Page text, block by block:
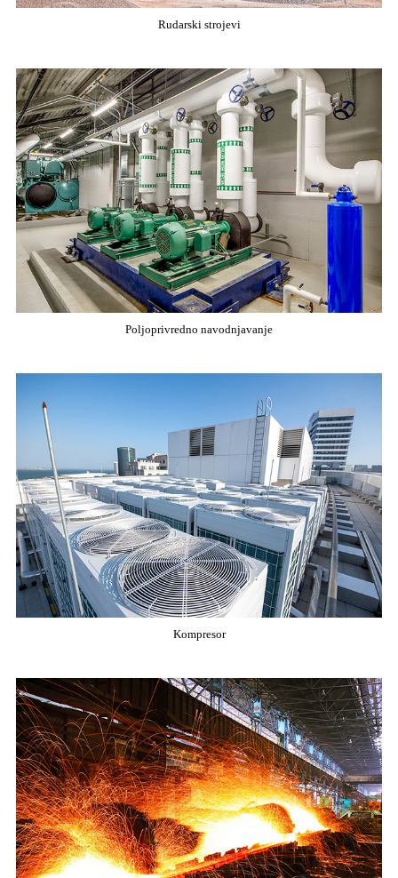
Rudarski strojevi
Poljoprivredno navodnjavanje
Kompresor